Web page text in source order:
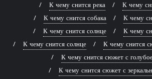
К чему снится река
К чему
К чему снится собака
К чему
К чему снится солнце
К чему
К чему снится солнце
К чему снится
К чему снится сюжет с
К чему снится сюжет с